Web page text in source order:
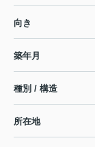
向き
築年月
種別 / 構造
所在地